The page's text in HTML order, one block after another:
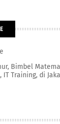
Bimbel
IT Training, di